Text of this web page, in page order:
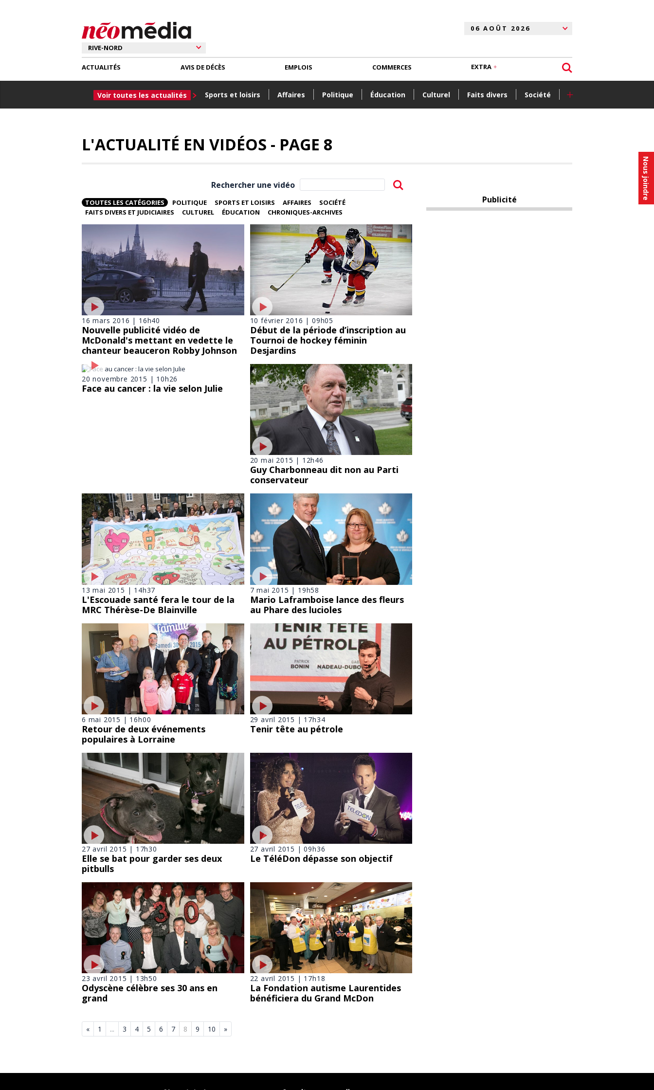
Nous joindre
ACTUALITÉS
Voir toutes les actualités Sports et loisirs Affaires Politique Éducation Culturel Faits divers Société +
AVIS DE DÉCÈS EMPLOIS COMMERCES EXTRA
L'ACTUALITÉ EN VIDÉOS - PAGE 8
Rechercher une vidéo
TOUTES LES CATÉGORIES POLITIQUE SPORTS ET LOISIRS AFFAIRES
SOCIÉTÉ
FAITS DIVERS ET JUDICIAIRES
CULTUREL ÉDUCATION CHRONIQUES-ARCHIVES
16 mars 2016 | 16h40
Nouvelle publicité vidéo de
McDonald's mettant en vedette le
chanteur beauceron Robby Johnson
10 février 2016 | 09h05
Début de la période d’inscription au
Tournoi de hockey féminin
Desjardins
20 novembre 2015 | 10h26
Face au cancer : la vie selon Julie
20 mai 2015 | 12h46
Guy Charbonneau dit non au Parti
conservateur
13 mai 2015 | 14h37
L'Escouade santé fera le tour de la
MRC Thérèse-De Blainville
7 mai 2015 | 19h58
Mario Laframboise lance des fleurs
au Phare des lucioles
6 mai 2015 | 16h00
Retour de deux événements
populaires à Lorraine
29 avril 2015 | 17h34
Tenir tête au pétrole
27 avril 2015 | 17h30
Elle se bat pour garder ses deux
pitbulls
27 avril 2015 | 09h36
Le TéléDon dépasse son objectif
23 avril 2015 | 13h50
Odyscène célèbre ses 30 ans en
grand
22 avril 2015 | 17h18
La Fondation autisme Laurentides
bénéficiera du Grand McDon
« 1 ... 3 4 5 6 7 8 9 10 »
Publicité